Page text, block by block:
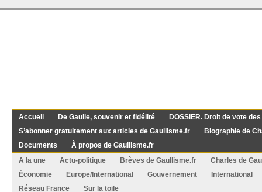
Accueil De Gaulle, souvenir et fidélité
DOSSIER. Droit de vote
S’abonner gratuitement aux articles de Gaullisme.fr
Biographie de
Documents
À propos de Gaullisme.fr
A la une
Actu-politique Brèves de Gaullisme.fr
Charles de
Économie
Europe/International Gouvernement
International
Réseau France
Sur la toile